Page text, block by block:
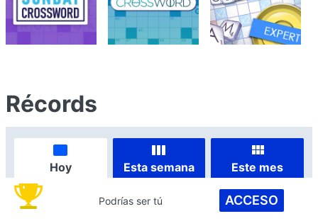
Récords
Hoy Esta semana Este mes
Podrías ser tú ACCESO